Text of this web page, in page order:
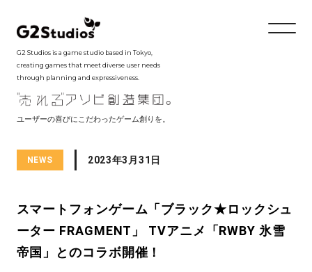
G2 Studios is a game studio based in Tokyo,
creating games that meet diverse user needs
through planning and expressiveness.
ユーザーの喜びにこだわったゲーム創りを。
NEWS 2023年3月31日
スマートフォンゲーム「ブラック★ロックシュ
ーター FRAGMENT」 TVアニメ「RWBY 氷雪
帝国」とのコラボ開催！